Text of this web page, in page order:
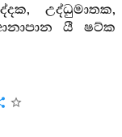
උද්ධුමාතක,
යී ෂට්ක